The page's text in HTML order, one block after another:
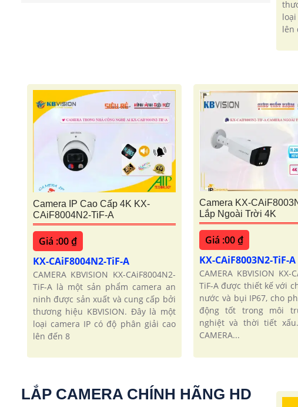
lên
Camera IP Cao Cấp 4K KX-
CAiF8004N2-TiF-A
Giá :00 ₫
KX-CAiF8004N2-TiF-A
CAMERA KBVISION KX-CAiF8004N2-
TiF-A là một sản phẩm camera an
ninh được sản xuất và cung cấp bởi
thương hiệu KBVISION. Đây là một
loại camera IP có độ phân giải cao
lên đến 8
Camera KX-
Lắp Ngoài Trời 4K
Giá :00 ₫
KX-CAiF8003N2-TiF-A
CAMERA KBVISION KX-
TiF-A được thiết kế với
nước và bụi IP67, cho
động tốt trong môi
nghiệt và thời tiết
CAMERA...
LẮP CAMERA CHÍNH HÃNG HD